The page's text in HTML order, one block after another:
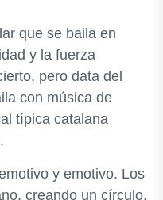
que se baila en
y la fuerza
pero data del
con música de
típica catalana
y emotivo. Los
creando un círculo,